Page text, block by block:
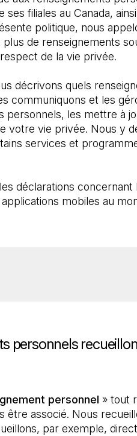
ses filiales au Canada,
politique, nous
de renseignements
de la vie privée.
décrivons quels
communiquons et les
les mettre à
votre vie privée. Nous y
services et
déclarations
mobiles au
personnels
personnel » tout
être associé. Nous
par exemple,